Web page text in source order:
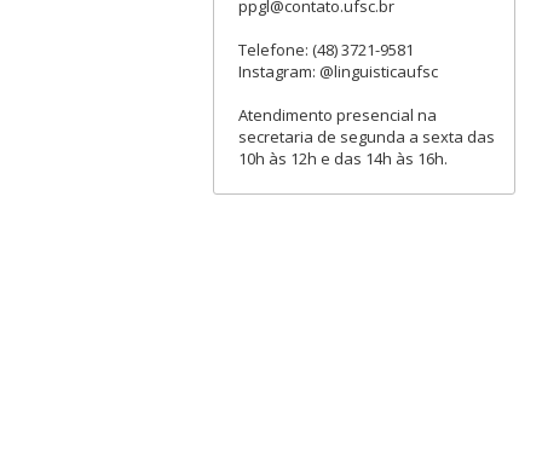
ppgl@contato.ufsc.br
Telefone: (48) 3721-9581
Instagram: @linguisticaufsc
Atendimento presencial na
secretaria de segunda a sexta das
10h às 12h e das 14h às 16h.